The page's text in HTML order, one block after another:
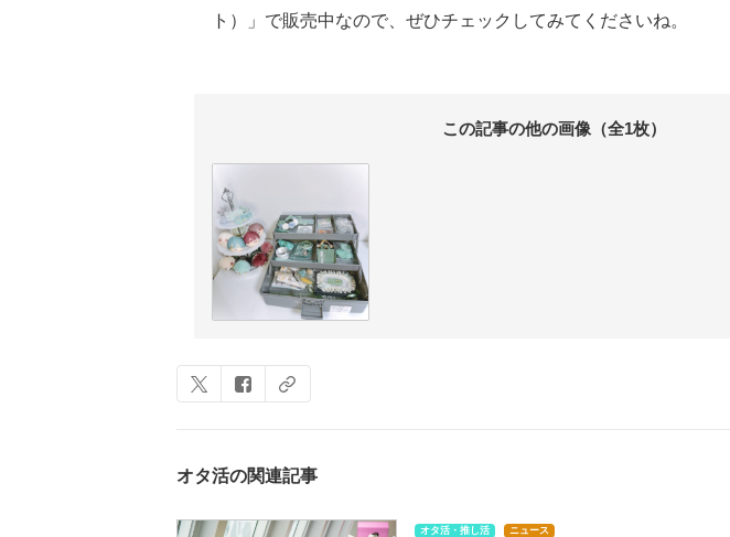
ト）」で販売中なので、ぜひチェックしてみてくださいね。
この記事の他の画像（全1枚）
オタ活の関連記事
オタ活・推し活 ニュース